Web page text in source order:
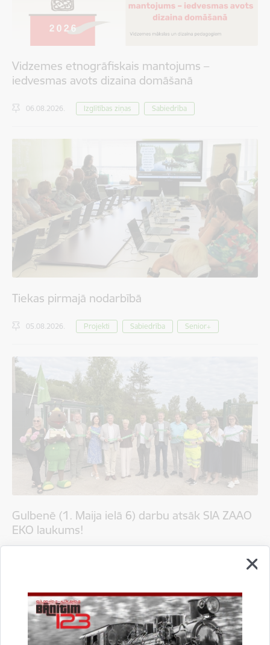
Vidzemes etnogrāfiskais mantojums –
iedvesmas avots dizaina domāšanā
06.08.2026. Izglītības ziņas Sabiedrība
Tiekas pirmajā nodarbībā
05.08.2026. Projekti Sabiedrība Senior+
Gulbenē (1. Maija ielā 6) darbu atsāk SIA ZAAO
EKO laukums!